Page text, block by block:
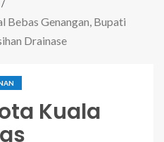
Bebas Genangan, Bupati
Drainase
Kuala